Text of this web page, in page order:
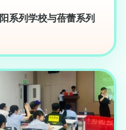
系列学校与蓓蕾系列